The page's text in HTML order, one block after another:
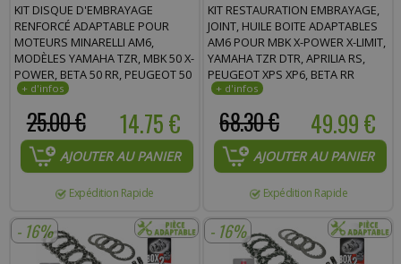
KIT DISQUE D'EMBRAYAGE
RENFORCÉ ADAPTABLE POUR
MOTEURS MINARELLI AM6,
MODÈLES YAMAHA TZR, MBK 50 X-
POWER, BETA 50 RR, PEUGEOT 50
XPS, RIEJU 50 RS
14.75 €
25.00 €
AJOUTER AU PANIER
Expédition Rapide
KIT RESTAURATION EMBRAYAGE,
JOINT, HUILE BOITE ADAPTABLES
AM6 POUR MBK X-POWER X-LIMIT,
YAMAHA TZR DTR, APRILIA RS,
PEUGEOT XPS XP6, BETA RR
49.99 €
68.30 €
AJOUTER AU PANIER
Expédition Rapide
- 16% - 16%